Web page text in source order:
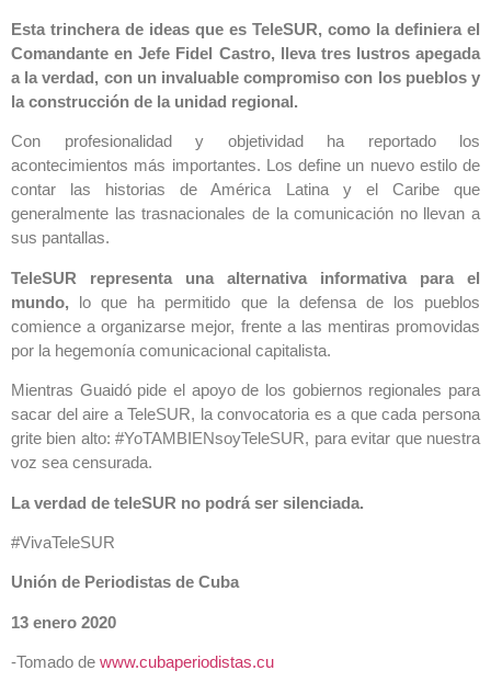
Esta trinchera de ideas que es TeleSUR, como la definiera el
Comandante en Jefe Fidel Castro, lleva tres lustros apegada
a la verdad, con un invaluable compromiso con los pueblos y
la construcción de la unidad regional.
Con profesionalidad y objetividad ha reportado los
acontecimientos más importantes. Los define un nuevo estilo de
contar las historias de América Latina y el Caribe que
generalmente las trasnacionales de la comunicación no llevan a
sus pantallas.
TeleSUR representa una alternativa informativa para el
mundo, lo que ha permitido que la defensa de los pueblos
comience a organizarse mejor, frente a las mentiras promovidas
por la hegemonía comunicacional capitalista.
Mientras Guaidó pide el apoyo de los gobiernos regionales para
sacar del aire a TeleSUR, la convocatoria es a que cada persona
grite bien alto: #YoTAMBIENsoyTeleSUR, para evitar que nuestra
voz sea censurada.
La verdad de teleSUR no podrá ser silenciada.
#VivaTeleSUR
Unión de Periodistas de Cuba
13 enero 2020
-Tomado de www.cubaperiodistas.cu